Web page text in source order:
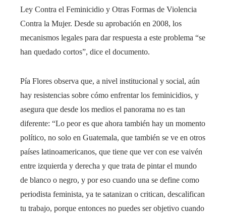
Ley Contra el Feminicidio y Otras Formas de Violencia
Contra la Mujer. Desde su aprobación en 2008, los
mecanismos legales para dar respuesta a este problema “se
han quedado cortos”, dice el documento.
Pía Flores observa que, a nivel institucional y social, aún
hay resistencias sobre cómo enfrentar los feminicidios, y
asegura que desde los medios el panorama no es tan
diferente: “Lo peor es que ahora también hay un momento
político, no solo en Guatemala, que también se ve en otros
países latinoamericanos, que tiene que ver con ese vaivén
entre izquierda y derecha y que trata de pintar el mundo
de blanco o negro, y por eso cuando una se define como
periodista feminista, ya te satanizan o critican, descalifican
tu trabajo, porque entonces no puedes ser objetivo cuando